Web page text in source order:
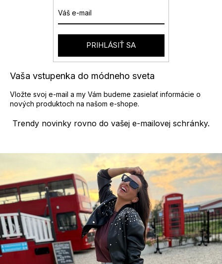
Trendy novinky rovno do vašej e-mailovej schránky.
Vaša vstupenka do módneho sveta
Vložte svoj e-mail a my Vám budeme zasielať informácie o
nových produktoch na našom e-shope.
PRIHLÁSIŤ SA